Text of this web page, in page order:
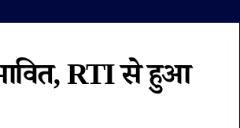
RTI से हुआ